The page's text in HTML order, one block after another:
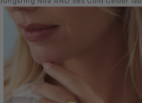
Noa RND 585 Gold Gelber